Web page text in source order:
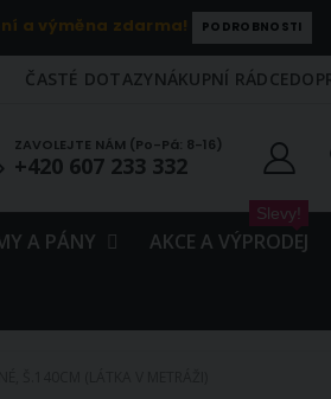
a výměna zdarma! PODROBNOSTI
ČASTÉ DOTAZYNÁKUPNÍ RÁDCE
ZAVOLEJTE NÁM (Po-Pá: 8-16)
+420 607 233 332
A PÁNY AKCE A VÝPRODEJ
Slevy!